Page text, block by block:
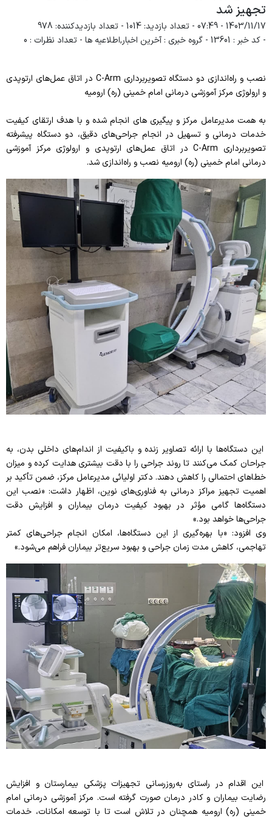
ویژه بیماران و مراجعین
راهنمای مراجعه کنندگان
آموزش به بیمار
پیگیری امور بیماران
منشور حقوق بیمار
راهنمای کنترل عفونت
رضایت سنجی گیرندگان خدمت
تجهیز شد
1403/11/17 - 07:49 - تعداد بازدید: 1014
- تعداد بازدیدکننده: 978
- کد خبر : 13601
- گروه خبری : آخرین اخبار,اطلاعیه ها - تعداد نظرات : 0
نصب و راه‌اندازی دو دستگاه تصویربرداری C-Arm در اتاق عمل‌های ارتوپدی
و ارولوژی مرکز آموزشی درمانی امام خمینی (ره) ارومیه
به همت مدیرعامل مرکز و پیگیری های انجام شده و با هدف ارتقای کیفیت
خدمات درمانی و تسهیل در انجام جراحی‌های دقیق، دو دستگاه پیشرفته
تصویربرداری C-Arm در اتاق عمل‌های ارتوپدی و ارولوژی مرکز آموزشی
درمانی امام خمینی (ره) ارومیه نصب و راه‌اندازی شد.
این دستگاه‌ها با ارائه تصاویر زنده و باکیفیت از اندام‌های داخلی بدن، به
جراحان کمک می‌کنند تا روند جراحی را با دقت بیشتری هدایت کرده و میزان
خطاهای احتمالی را کاهش دهند. دکتر اولیائی مدیرعامل مرکز، ضمن تأکید بر
اهمیت تجهیز مراکز درمانی به فناوری‌های نوین، اظهار داشت: «نصب این
دستگاه‌ها گامی مؤثر در بهبود کیفیت درمان بیماران و افزایش دقت
جراحی‌ها خواهد بود.»
وی افزود: «با بهره‌گیری از این دستگاه‌ها، امکان انجام جراحی‌های کمتر
تهاجمی، کاهش مدت زمان جراحی و بهبود سریع‌تر بیماران فراهم می‌شود.»
این اقدام در راستای به‌روزرسانی تجهیزات پزشکی بیمارستان و افزایش
رضایت بیماران و کادر درمان صورت گرفته است. مرکز آموزشی درمانی امام
خمینی (ره) ارومیه همچنان در تلاش است تا با توسعه امکانات، خدمات